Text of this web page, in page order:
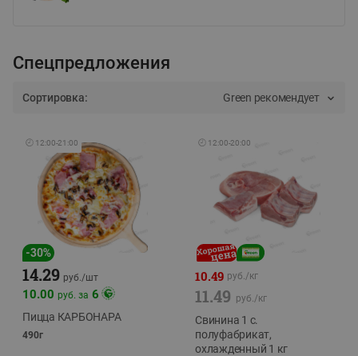
Спецпредложения
Сортировка: Green рекомендует
🕘 12:00-21:00
-30%
14.29 руб./шт
10.00 руб. за 6
Пицца КАРБОНАРА
490г
🕘 12:00-20:00
10.49 руб./кг
11.49 руб./кг
Свинина 1 с.
полуфабрикат,
охлажденный 1 кг